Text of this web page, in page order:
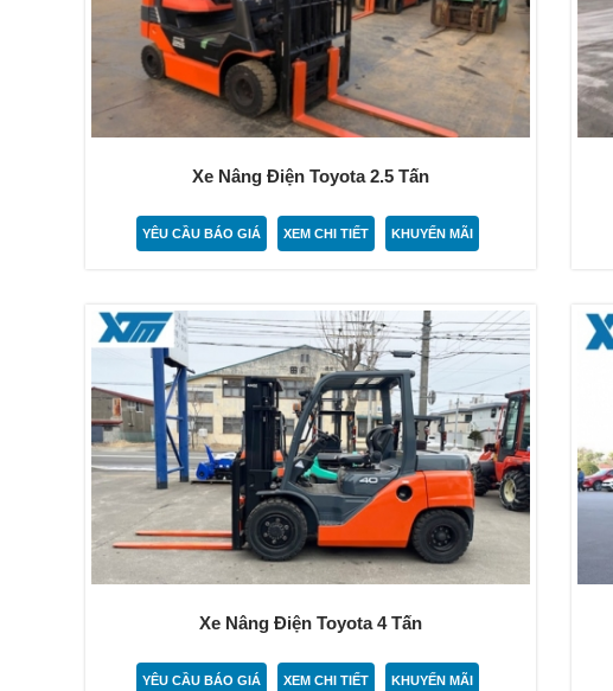
Xe Nâng Điện Toyota 2.5 Tấn
YÊU CẦU BÁO GIÁ XEM CHI TIẾT KHUYẾN MÃI
Xe Nâng Điện Toyota 4 Tấn
YÊU CẦU BÁO GIÁ XEM CHI TIẾT KHUYẾN MÃI